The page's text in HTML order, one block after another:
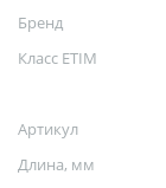
Бренд
Класс ETIM
Артикул
Длина, мм